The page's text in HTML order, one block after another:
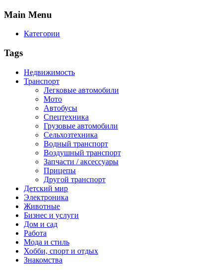
Main Menu
Категории
Tags
Недвижимость
Транспорт
Легковые автомобили
Мото
Автобусы
Спецтехника
Грузовые автомобили
Сельхозтехника
Водный транспорт
Воздушный транспорт
Запчасти / аксессуары
Прицепы
Другой транспорт
Детский мир
Электроника
Животные
Бизнес и услуги
Дом и сад
Работа
Мода и стиль
Хобби, спорт и отдых
Знакомства